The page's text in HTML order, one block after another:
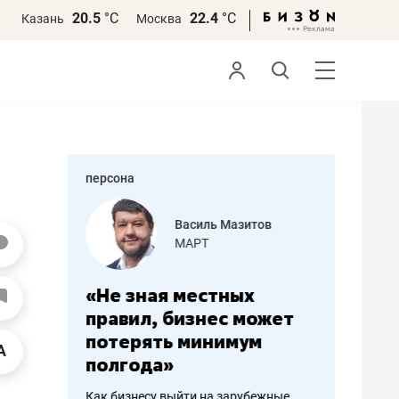
Казань 20.5 °С Москва 22.4 °С
персона
работа
Василь Мазитов
МАРТ
«Не зная местных
правил, бизнес может
потерять минимум
полгода»